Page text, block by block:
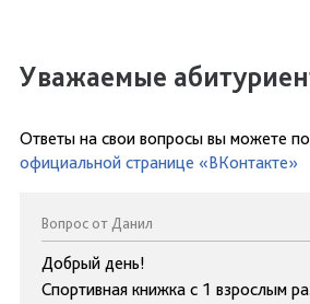
Уважаемые
Ответы на свои вопросы вы можете
официальной странице «ВКонтакте»
Вопрос от Данил
Добрый день!
Спортивная книжка с 1 взрослым